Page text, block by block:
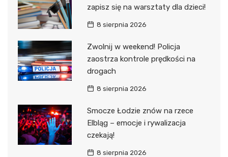
zapisz się na warsztaty dla dzieci!
8 sierpnia 2026
Zwolnij w weekend! Policja
zaostrza kontrole prędkości na
drogach
8 sierpnia 2026
Smocze Łodzie znów na rzece
Elbląg – emocje i rywalizacja
czekają!
8 sierpnia 2026